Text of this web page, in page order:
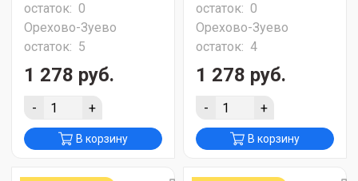
остаток: 0
Орехово-Зуево
остаток: 5
1 278 руб.
- +
В корзину
остаток: 0
Орехово-Зуево
остаток: 4
1 278 руб.
- +
В корзину